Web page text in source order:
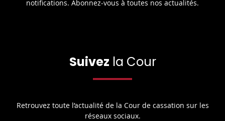
notifications. Abonnez-vous à toutes nos actualités.
Suivez la Cour
Retrouvez toute l’actualité de la Cour de cassation sur les
réseaux sociaux.